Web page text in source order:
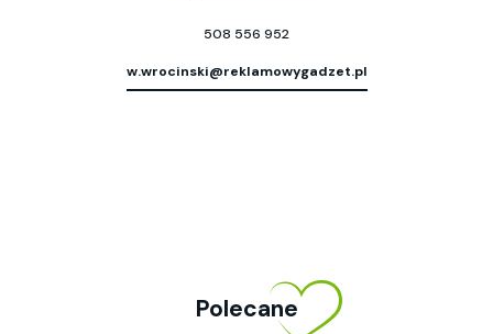
508 556 952
w.wrocinski@reklamowygadzet.pl
Polecane